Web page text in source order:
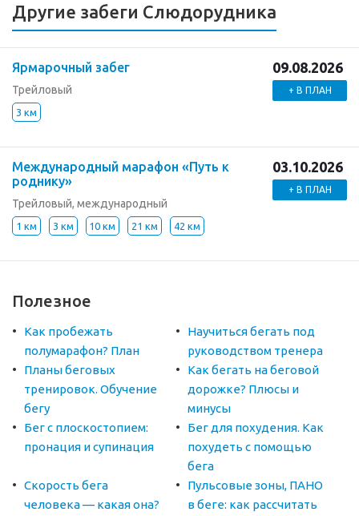
Другие забеги Слюдорудника
Ярмарочный забег
Трейловый
3 км
09.08.2026
+ В ПЛАН
Международный марафон «Путь к
роднику»
Трейловый, международный
1 км 3 км 10 км 21 км 42 км
03.10.2026
+ В ПЛАН
Полезное
Как пробежать
полумарафон? План
Научиться бегать под
руководством тренера
Планы беговых
тренировок. Обучение
бегу
Как бегать на беговой
дорожке? Плюсы и
минусы
Бег с плоскостопием:
пронация и супинация
Бег для похудения. Как
похудеть с помощью
бега
Скорость бега
человека — какая она?
Пульсовые зоны, ПАНО
в беге: как рассчитать